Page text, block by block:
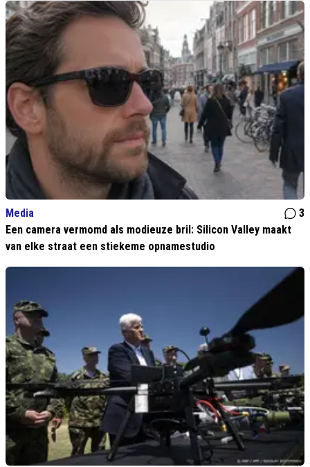
Media
3
Een camera vermomd als modieuze bril: Silicon Valley maakt
van elke straat een stiekeme opnamestudio